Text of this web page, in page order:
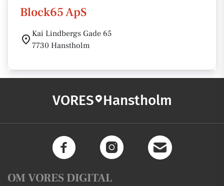
Block65 ApS
Kai Lindbergs Gade 65
7730 Hanstholm
VORES Hanstholm
OM VORES DIGITAL